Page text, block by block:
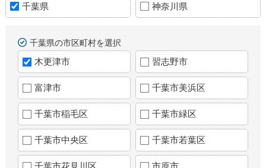
千葉県 神奈川県
千葉県の市区町村を選択
木更津市 習志野市
富津市 千葉市美浜区
千葉市稲毛区 千葉市緑区
千葉市中央区 千葉市若葉区
千葉市花見川区 市原市